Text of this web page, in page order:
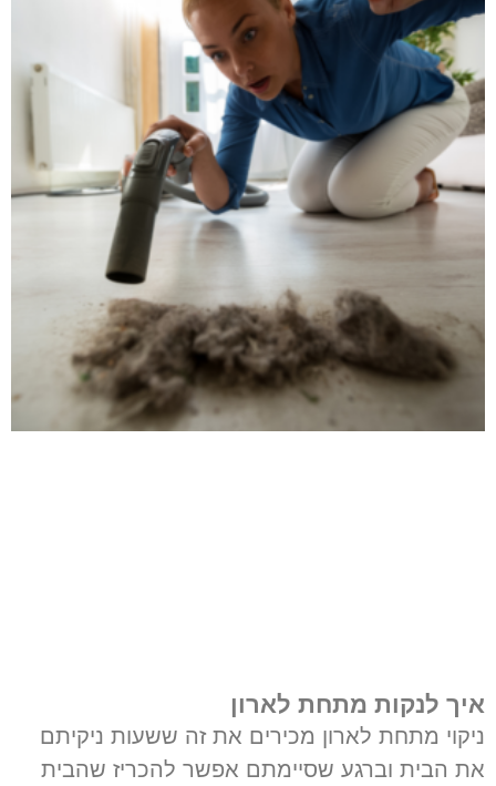
איך לנקות מתחת לארון
ניקוי מתחת לארון מכירים את זה ששעות ניקיתם
את הבית וברגע שסיימתם אפשר להכריז שהבית